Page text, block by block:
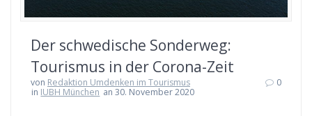
Der schwedische Sonderweg:
Tourismus in der Corona-Zeit
von Redaktion Umdenken im Tourismus
in IUBH München an 30. November 2020
0